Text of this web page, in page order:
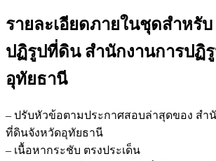
รายละเอียดภายในชุดสำหรับ
ปฏิรูปที่ดิน สำนักงานการปฏิ
อุทัยธานี
– ปรับหัวข้อตามประกาศสอบล่าสุดของ สำ
ที่ดินจังหวัดอุทัยธานี
– เนื้อหากระชับ ตรงประเด็น